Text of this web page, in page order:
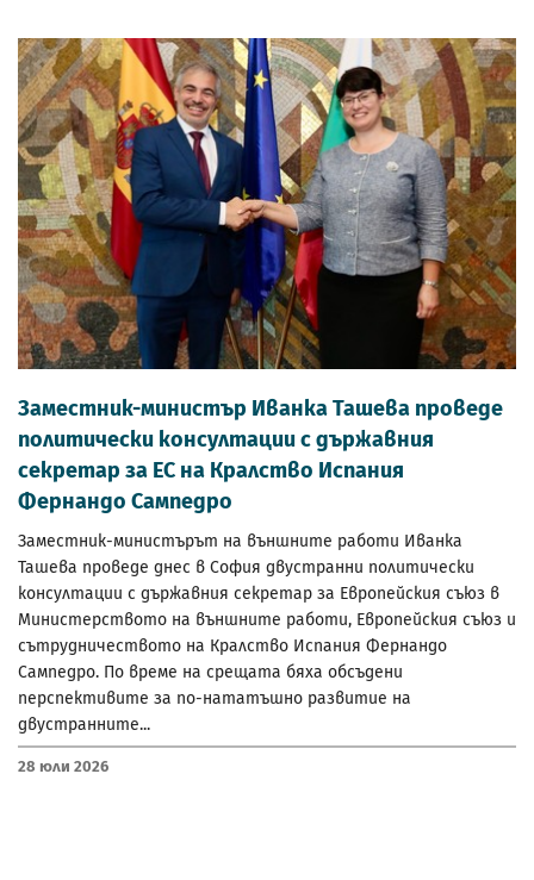
Заместник-министър Иванка Ташева проведе
политически консултации с държавния
секретар за ЕС на Кралство Испания
Фернандо Сампедро
Заместник-министърът на външните работи Иванка
Ташева проведе днес в София двустранни политически
консултации с държавния секретар за Европейския съюз в
Министерството на външните работи, Европейския съюз и
сътрудничеството на Кралство Испания Фернандо
Сампедро. По време на срещата бяха обсъдени
перспективите за по-нататъшно развитие на
двустранните...
28 Юли 2026